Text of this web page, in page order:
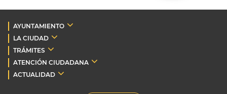
AYUNTAMIENTO
LA CIUDAD
TRÁMITES
ATENCIÓN CIUDADANA
ACTUALIDAD